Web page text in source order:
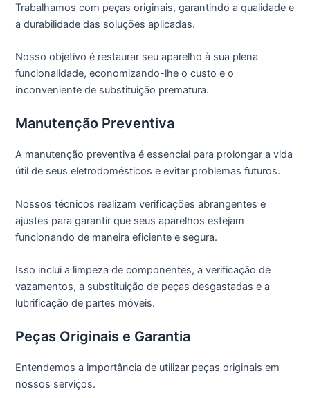
Trabalhamos com peças originais, garantindo a qualidade e
a durabilidade das soluções aplicadas.
Nosso objetivo é restaurar seu aparelho à sua plena
funcionalidade, economizando-lhe o custo e o
inconveniente de substituição prematura.
Manutenção Preventiva
A manutenção preventiva é essencial para prolongar a vida
útil de seus eletrodomésticos e evitar problemas futuros.
Nossos técnicos realizam verificações abrangentes e
ajustes para garantir que seus aparelhos estejam
funcionando de maneira eficiente e segura.
Isso inclui a limpeza de componentes, a verificação de
vazamentos, a substituição de peças desgastadas e a
lubrificação de partes móveis.
Peças Originais e Garantia
Entendemos a importância de utilizar peças originais em
nossos serviços.